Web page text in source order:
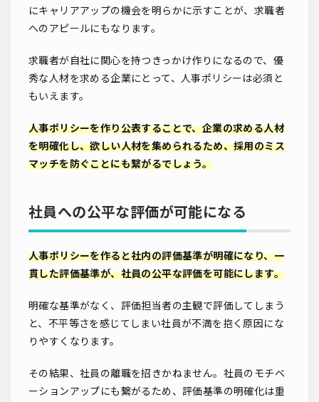
にキャリアアップの機会を明らかに示すことが、求職者
へのアピールにもなります。
求職者が自社に関心を持つきっかけ作りになるので、優
秀な人材を求める企業にとって、人事ポリシーは必須と
もいえます。
人事ポリシーを作り公表することで、企業の求める人材
を明確化し、欲しい人材を集められるため、採用のミス
マッチを防ぐことにも繋がるでしょう。
社員への公平な評価が可能になる
人事ポリシーを作ると社内の評価基準が明確になり、一
貫した評価基準が、社員の公平な評価を可能にします。
明確な基準がなく、評価担当者の主観で評価してしまう
と、不平等さを感じてしまい社員が不満を抱く原因にな
りやすくなります。
その結果、社員の離職を招きかねません。社員のモチベ
ーションアップにも繋がるため、評価基準の明確化は重